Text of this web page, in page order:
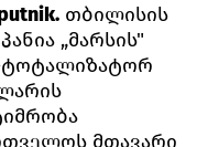
თბილისის
„მარსის"
ტოტალიზატორ
მთავარი